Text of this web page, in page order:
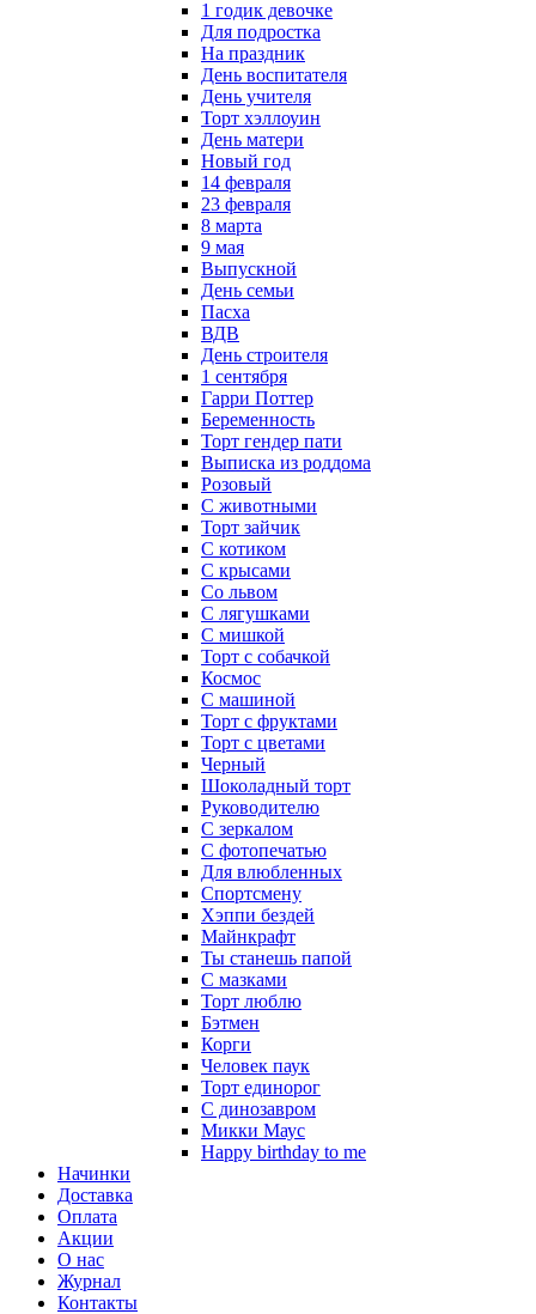
1 годик девочке
Для подростка
На праздник
День воспитателя
День учителя
Торт хэллоуин
День матери
Новый год
14 февраля
23 февраля
8 марта
9 мая
Выпускной
День семьи
Пасха
ВДВ
День строителя
1 сентября
Гарри Поттер
Беременность
Торт гендер пати
Выписка из роддома
Розовый
С животными
Торт зайчик
С котиком
С крысами
Со львом
С лягушками
С мишкой
Торт с собачкой
Космос
С машиной
Торт с фруктами
Торт с цветами
Черный
Шоколадный торт
Руководителю
С зеркалом
С фотопечатью
Для влюбленных
Спортсмену
Хэппи бездей
Майнкрафт
Ты станешь папой
С мазками
Торт люблю
Бэтмен
Корги
Человек паук
Торт единорог
С динозавром
Микки Маус
Happy birthday to me
Начинки
Доставка
Оплата
Акции
О нас
Журнал
Контакты